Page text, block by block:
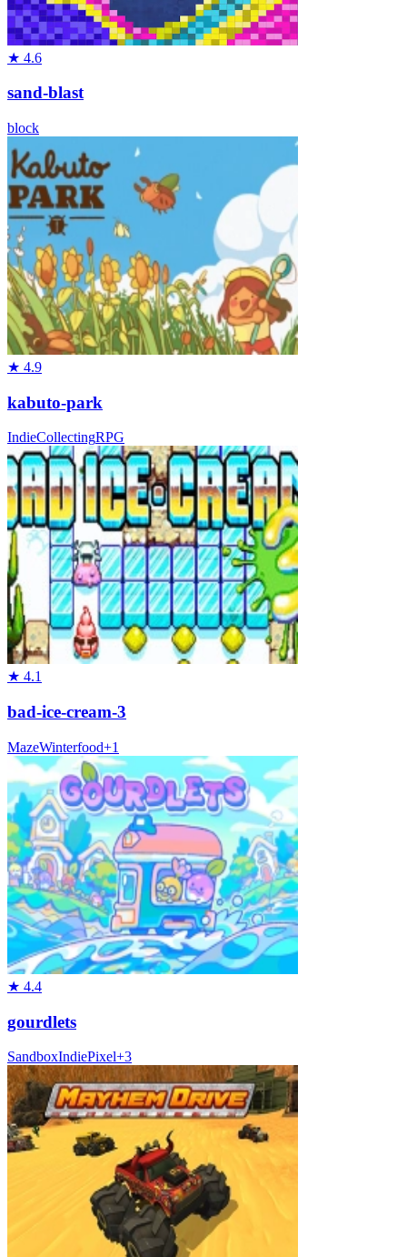
★ 4.6
sand-blast
block
★ 4.9
kabuto-park
IndieCollectingRPG
★ 4.1
bad-ice-cream-3
MazeWinterfood+1
★ 4.4
gourdlets
SandboxIndiePixel+3